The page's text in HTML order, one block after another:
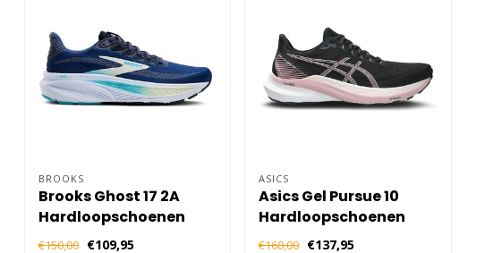
BROOKS
Brooks Ghost 17 2A
Hardloopschoenen
Dames - Blauw
€150,00 €109,95
ASICS
Asics Gel Pursue 10
Hardloopschoenen
Dames - Zwart Roze
€160,00 €137,95